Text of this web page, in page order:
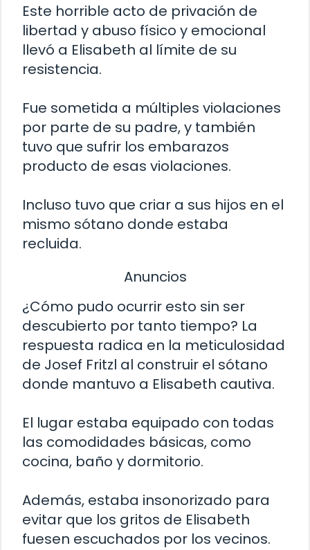
Este horrible acto de privación de
libertad y abuso físico y emocional
llevó a Elisabeth al límite de su
resistencia.
Fue sometida a múltiples violaciones
por parte de su padre, y también
tuvo que sufrir los embarazos
producto de esas violaciones.
Incluso tuvo que criar a sus hijos en el
mismo sótano donde estaba
recluida.
Anuncios
¿Cómo pudo ocurrir esto sin ser
descubierto por tanto tiempo? La
respuesta radica en la meticulosidad
de Josef Fritzl al construir el sótano
donde mantuvo a Elisabeth cautiva.
El lugar estaba equipado con todas
las comodidades básicas, como
cocina, baño y dormitorio.
Además, estaba insonorizado para
evitar que los gritos de Elisabeth
fuesen escuchados por los vecinos.